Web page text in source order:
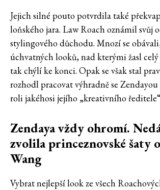
Jejich silné pouto potvrdila také
loňského jara. Law Roach oznámil svůj
stylingového důchodu. Mnozí se
úchvatných looků, nad kterými žasl celý
tak chýlí ke konci. Opak se však stal
rozhodl pracovat výhradně se
roli jakéhosi jejího „kreativního
Zendaya vždy ohromí.
zvolila princeznovské šaty
Wang
Vybrat nejlepší look ze všech